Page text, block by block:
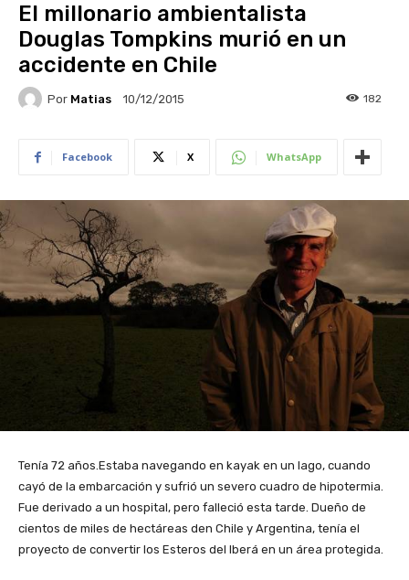
El millonario ambientalista
Douglas Tompkins murió en un
accidente en Chile
Por Matias 10/12/2015 182
Facebook X WhatsApp
Tenía 72 años.Estaba navegando en kayak en un lago, cuando
cayó de la embarcación y sufrió un severo cuadro de hipotermia.
Fue derivado a un hospital, pero falleció esta tarde. Dueño de
cientos de miles de hectáreas den Chile y Argentina, tenía el
proyecto de convertir los Esteros del Iberá en un área protegida.